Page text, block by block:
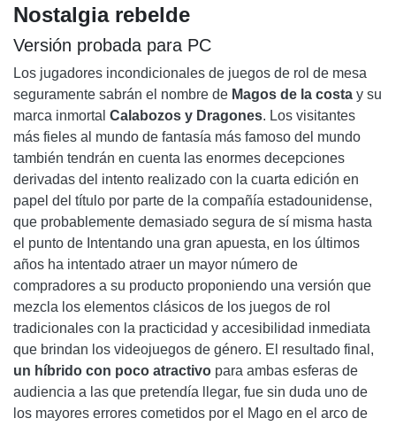
Nostalgia rebelde
Versión probada para PC
Los jugadores incondicionales de juegos de rol de mesa
seguramente sabrán el nombre de Magos de la costa y su
marca inmortal Calabozos y Dragones. Los visitantes
más fieles al mundo de fantasía más famoso del mundo
también tendrán en cuenta las enormes decepciones
derivadas del intento realizado con la cuarta edición en
papel del título por parte de la compañía estadounidense,
que probablemente demasiado segura de sí misma hasta
el punto de Intentando una gran apuesta, en los últimos
años ha intentado atraer un mayor número de
compradores a su producto proponiendo una versión que
mezcla los elementos clásicos de los juegos de rol
tradicionales con la practicidad y accesibilidad inmediata
que brindan los videojuegos de género. El resultado final,
un híbrido con poco atractivo para ambas esferas de
audiencia a las que pretendía llegar, fue sin duda uno de
los mayores errores cometidos por el Mago en el arco de